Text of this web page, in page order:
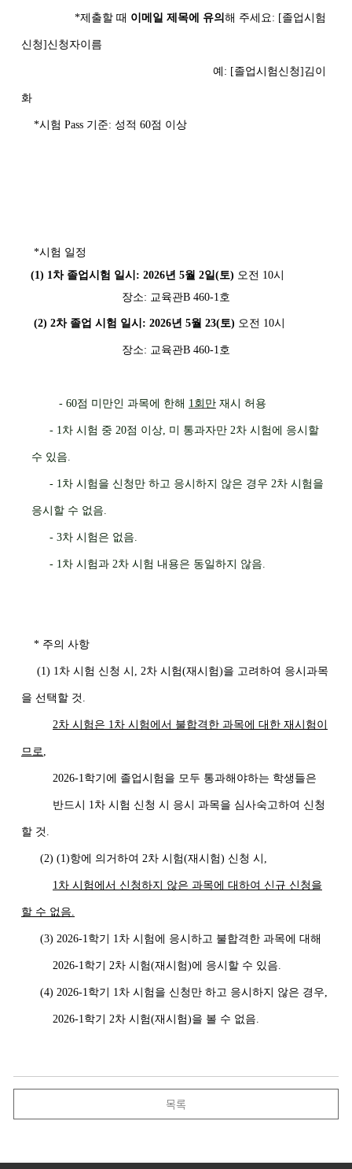
*제출할 때 이메일 제목에 유의 해 주세요: [졸업시험
신청]신청자이름
예: [졸업시험신청]김이
화
*시험 Pass 기준: 성적 60점 이상
*시험 일정
(1) 1차 졸업시험 일시 : 2026년 5월 2일(토) 오전 10시
장소: 교육관B 460-1호
(2) 2차 졸업 시험 일시: 2026년 5월 23(토) 오전 10시
장소: 교육관B 460-1호
- 60점 미만인 과목에 한해 1 회만 재시 허용
- 1차 시험 중 20점 이상, 미 통과자만 2차 시험에 응시할
수 있음.
- 1차 시험을 신청만 하고 응시하지 않은 경우 2차 시험을
응시할 수 없음.
- 3차 시험은 없음.
- 1차 시험과 2차 시험 내용은 동일하지 않음.
* 주의 사항
(1) 1 차 시험 신청 시 , 2차 시험(재시험)을 고려하여 응시과목
을 선택할 것
2차 시험은 1 차 시험에서 불합격한 과목에 대한 재시험이
므로
2026-1 학기에 졸업시험을 모두 통과해야하는 학생들은
반드시 1 차 시험 신청 시 응시 과목을 심사숙고하여 신청
할 것
(2) (1)항에 의거하여 2차 시험(재시험) 신청 시
1 차 시험에서 신청하지 않은 과목에 대하여 신규 신청을
할 수 없음
(3) 2026-1 학기 1 차 시험에 응시하고 불합격한 과목에 대해
2026-1 학기 2차 시험(재시험)에 응시할 수 있음
(4) 2026-1 학기 1 차 시험을 신청만 하고 응시하지 않은 경우
2026-1 학기 2차 시험(재시험)을 볼 수 없음.
목록